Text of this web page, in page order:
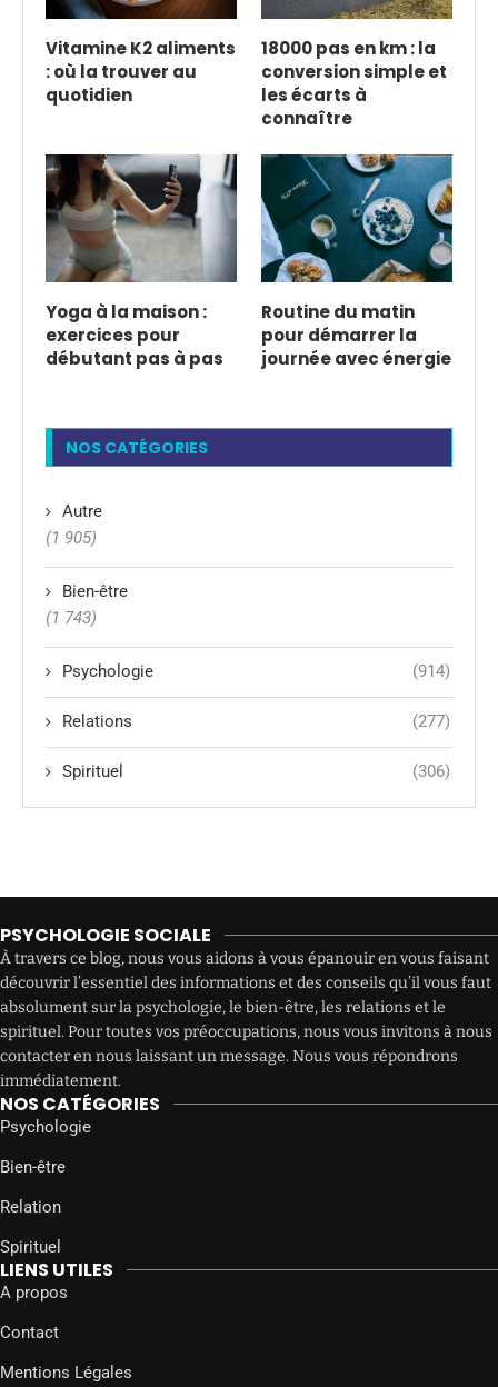
Vitamine K2 aliments
: où la trouver au
quotidien
18000 pas en km : la
conversion simple et
les écarts à
connaître
Yoga à la maison :
exercices pour
débutant pas à pas
Routine du matin
pour démarrer la
journée avec énergie
NOS CATÉGORIES
Autre
(1 905)
Bien-être
(1 743)
Psychologie (914)
Relations (277)
Spirituel (306)
PSYCHOLOGIE SOCIALE
À travers ce blog, nous vous aidons à vous épanouir en vous faisant
découvrir l’essentiel des informations et des conseils qu’il vous faut
absolument sur la psychologie, le bien-être, les relations et le
spirituel. Pour toutes vos préoccupations, nous vous invitons à nous
contacter en nous laissant un message. Nous vous répondrons
immédiatement.
NOS CATÉGORIES
Psychologie
Bien-être
Relation
Spirituel
LIENS UTILES
A propos
Contact
Mentions Légales